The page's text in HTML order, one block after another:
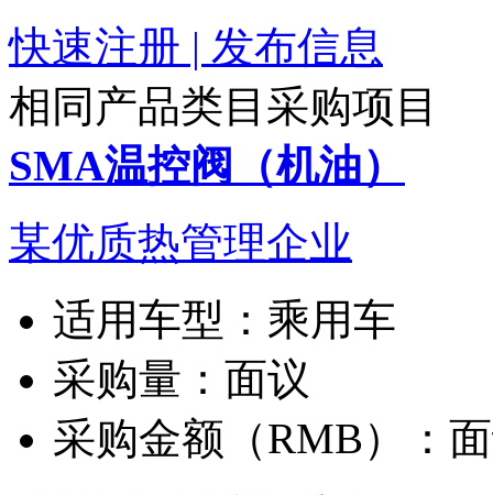
快速注册 | 发布信息
相同产品类目采购项目
SMA温控阀（机油）
某优质热管理企业
适用车型： 乘用车
采购量： 面议
采购金额（RMB）：